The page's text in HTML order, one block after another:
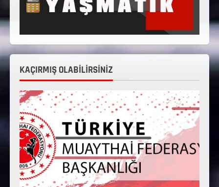
KAÇIRMIŞ OLABİLİRSİNİZ